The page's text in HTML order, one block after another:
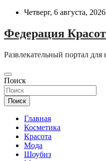
Перейти
содержимому
Четверг, 6 августа, 2026
Федерация
Развлекательный портал для
Поиск
Поиск
Главная
Косметика
Красота
Мода
Шоубиз